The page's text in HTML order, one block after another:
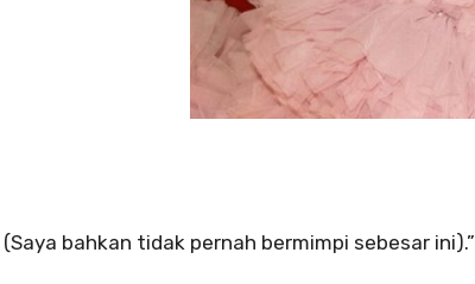
(Saya bahkan tidak pernah bermimpi sebesar ini).”